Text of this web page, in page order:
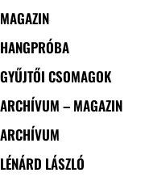
MAGAZIN
HANGPRÓBA
GYŰJTŐI CSOMAGOK
ARCHÍVUM – MAGAZIN
ARCHÍVUM
LÉNÁRD LÁSZLÓ